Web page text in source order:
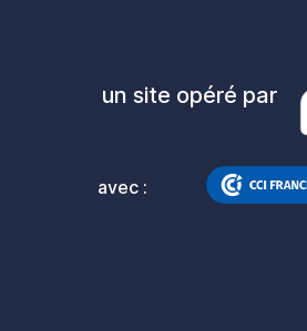
un site opéré par
avec :